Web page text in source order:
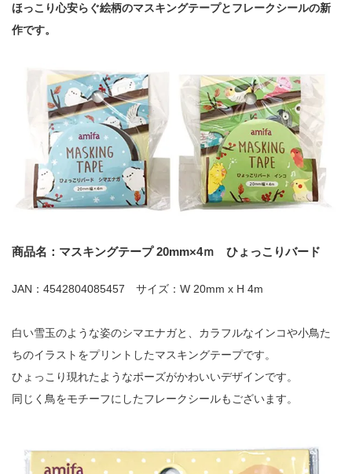
ほっこり心安らぐ絵柄のマスキングテープとフレークシールの新
作です。
商品名：マスキングテープ 20mm×4ｍ ひょっこりバード
JAN：4542804085457 サイズ：W 20mm x H 4m
白い雪玉のような姿のシマエナガと、カラフルなインコや小鳥た
ちのイラストをプリントしたマスキングテープです。
ひょっこり現れたようなポーズがかわいいデザインです。
同じく鳥をモチーフにしたフレークシールもございます。